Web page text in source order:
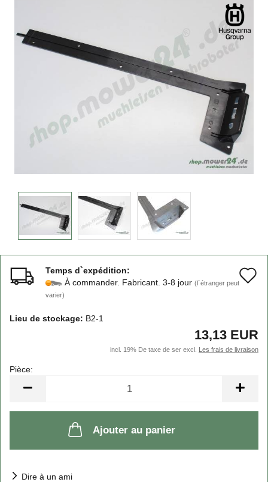
Temps d`expédition:
À commander. Fabricant. 3-8 jour (l`étranger peut
varier)
Lieu de stockage: B2-1
13,13 EUR
incl. 19% De taxe de ser excl. Les frais de livraison
Pièce:
Ajouter au panier
Dire à un ami